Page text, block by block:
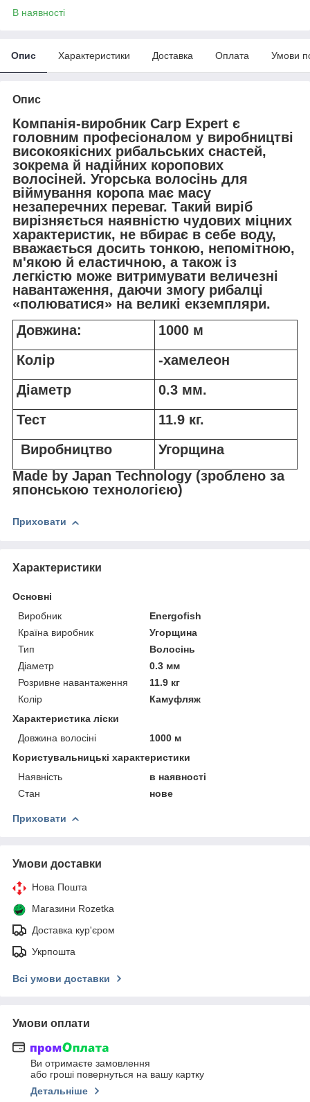
В наявності
Опис Характеристики Доставка Оплата Умови
Опис
Компанія-виробник Carp Expert є
головним професіоналом у виробництві
високоякісних рибальських снастей,
зокрема й надійних коропових
волосіней. Угорська волосінь для
віймування коропа має масу
незаперечних переваг. Такий виріб
вирізняється наявністю чудових міцних
характеристик, не вбирає в себе воду,
вважається досить тонкою, непомітною,
м'якою й еластичною, а також із
легкістю може витримувати величезні
навантаження, даючи змогу рибалці
«полюватися» на великі екземпляри.
Довжина:
1000 м
Колір
-хамелеон
Діаметр
0.3 мм.
Тест
11.9 кг.
Виробництво
Угорщина
Made by Japan Technology (зроблено за
японською технологією)
Приховати
Характеристики
Основні
Виробник
Energofish
Країна виробник
Угорщина
Тип
Волосінь
Діаметр
0.3 мм
Розривне навантаження
11.9 кг
Колір
Камуфляж
Характеристика ліски
Довжина волосіні
1000 м
Користувальницькі характеристики
Наявність
в наявності
Стан
нове
Приховати
Умови доставки
Нова Пошта
Магазини Rozetka
Доставка кур'єром
Укрпошта
Всі умови доставки
Умови оплати
Ви отримаєте замовлення
або гроші повернуться на вашу картку
Детальніше